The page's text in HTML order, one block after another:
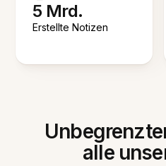
5 Mrd.
Erstellte Notizen
alle